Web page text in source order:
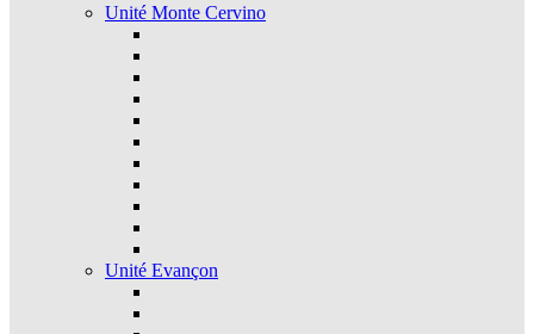
Unité Monte Cervino
Unité Evançon